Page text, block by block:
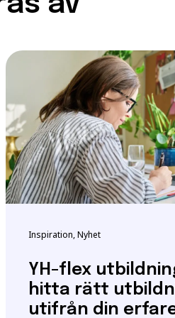
Inspiration, Nyhet
YH-flex
hitta rätt
utifrån din
utbildningen.
samtyckesavtaletsom
för att säkerställa